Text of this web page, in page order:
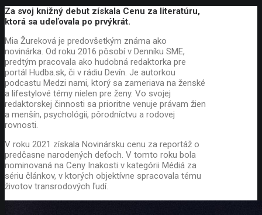
Za svoj knižný debut získala Cenu za literatúru,
ktorá sa udeľovala po prvýkrát.
Mia Žureková je predovšetkým známa ako
novinárka. Od roku 2016 pôsobí v Denníku SME,
predtým pracovala ako hudobná redaktorka pre
portál Hudba.sk, či v rádiu Devín. Je autorkou
podcastu Medzi nami, ktorý sa zameriava na ženské
a lifestylové témy nielen pre ženy. Vo svojej
redaktorskej činnosti sa prioritne venuje právam žien
a menšín, psychológii, pôrodníctvu a rodovej
rovnosti.
V roku 2021 získala Novinársku cenu za reportáž o
predčasne narodených deťoch. V tomto roku bola
nominovaná na Ceny Inakosti v kategórii Médiá za
sériu článkov, v ktorých objektívne spracovala tému
životov transrodových ľudí.